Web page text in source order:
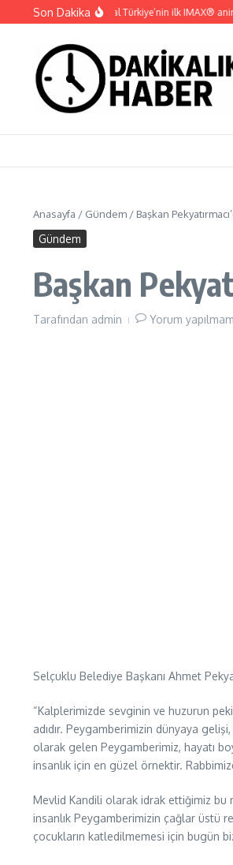
İçeriğe atlaSon Dakika
Gupi ve Gülmeyen Kral Türkiye’nin ilk IMAX®
Anasayfa / Gündem / Başkan
Gündem
Başkan
Tarafından admin Yorum
Selçuklu Belediye Başkanı Ahmet
“Kalplerimizde sevginin ve huzurun
adıdır. Peygamberimizin dünyaya
olarak gelen Peygamberimiz, hayatı
insanlık için en güzel örnektir.
Mevlid Kandili olarak idrak ettiğimiz bu
insanlık Peygamberimizin çağlar üstü
çocukların katledilmemesi için bugün